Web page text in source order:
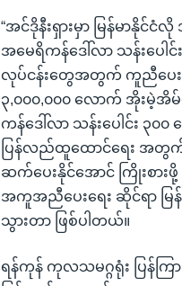
“အင်ဒိုနီးရှားမှာ မြန်မာနို
အမေရိကန်ဒေါ်လာ သန်းပေါ
လုပ်ငန်းတွေအတွက် ကူညီပေးခဲ့တ
၃,၀၀၀,၀၀၀ လောက် အိုးမဲ့
ကန်ဒေါ်လာ သန်းပေါင်း ၃၀၀
ပြန်လည်ထူထောင်ရေး အ
ဆက်ပေးနိုင်အောင် ကြိုးစား
အကူအညီပေးရေး ဆိုင်ရာ မြန်
သွားတာ ဖြစ်ပါတယ်။
ရန်ကုန် ကုလသမဂ္ဂရုံး ပြန်ကြ